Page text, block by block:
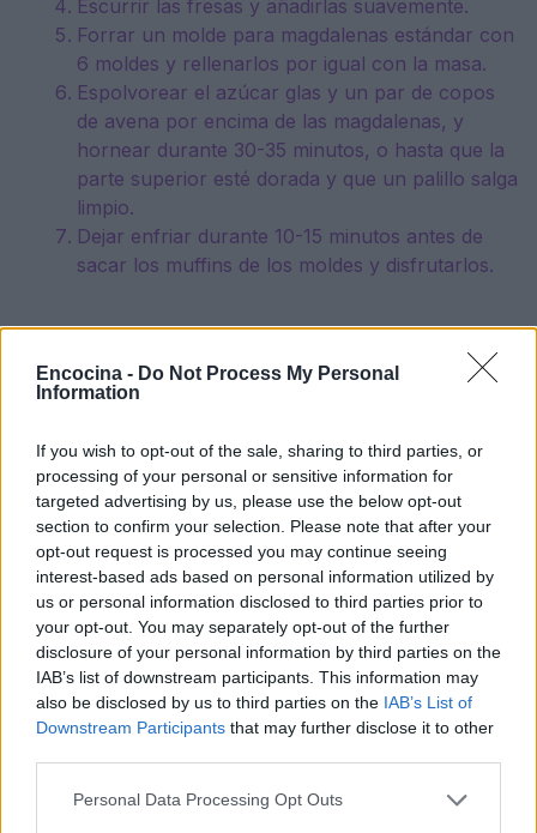
Encocina - Do Not Process My Personal
Information
If you wish to opt-out of the sale, sharing to third parties, or
processing of your personal or sensitive information for
targeted advertising by us, please use the below opt-out
section to confirm your selection. Please note that after your
opt-out request is processed you may continue seeing
interest-based ads based on personal information utilized by
us or personal information disclosed to third parties prior to
your opt-out. You may separately opt-out of the further
disclosure of your personal information by third parties on the
IAB’s list of downstream participants. This information may
also be disclosed by us to third parties on the IAB’s List of
Downstream Participants that may further disclose it to other
Please note that this website/app uses one or more Google
Personal Data Processing Opt Outs
Escurrir las fresas y añadirlas suavemente.
Forrar un molde para magdalenas estándar con
6 moldes y rellenarlos por igual con la masa.
Espolvorear el azúcar glas y un par de copos
de avena por encima de las magdalenas, y
hornear durante 30-35 minutos, o hasta que la
parte superior esté dorada y que un palillo salga
limpio.
Dejar enfriar durante 10-15 minutos antes de
sacar los muffins de los moldes y disfrutarlos.
Tiempo de preparación:15 minutos.
Tiempo total: 50 minutos.
AUTOR
Redacción En Cocina